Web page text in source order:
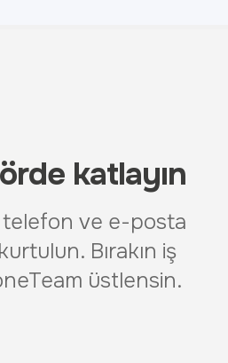
katlayın
ve e-posta
Bırakın iş
üstlensin.